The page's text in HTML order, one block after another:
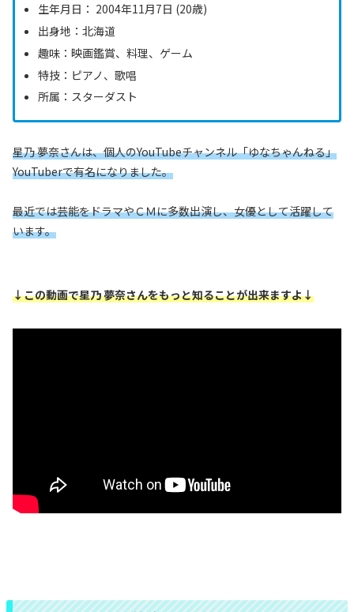
生年月日： 2004年11月7日 (20歳)
出身地：北海道
趣味：映画鑑賞、料理、ゲーム
特技：ピアノ、歌唱
所属：スターダスト
星乃 夢奈さんは、個人のYouTubeチャンネル「ゆなちゃんねる」
YouTuberで有名になりました。
最近では芸能をドラマやＣＭに多数出演し、女優として活躍して
います。
↓この動画で星乃 夢奈さんをもっと知ることが出来ますよ↓